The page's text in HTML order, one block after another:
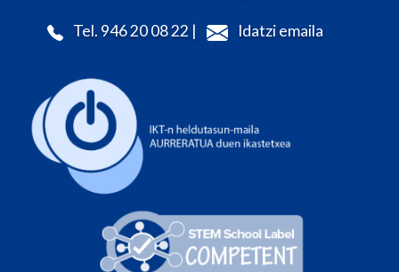
Tel. 946 20 08 22 | Idatzi emaila